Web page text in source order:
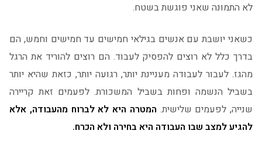
לא התמונה שאני פוגשת בשטח.
כשאני יושבת עם אנשים בגילאי חמישים עד חמישים וחמש, הם
בדרך כלל לא רוצים להפסיק לעבוד. הם רוצים להוריד את הרגל
מהגז. לעבור לעבודה מעניינת יותר, רגועה יותר, כזאת שהיא יותר
בשביל הנשמה ופחות בשביל המשכורת. לפעמים זאת קריירה
שנייה, לפעמים שלישית. המטרה היא לא לברוח מהעבודה, אלא
להגיע למצב שבו העבודה היא בחירה ולא הכרח.